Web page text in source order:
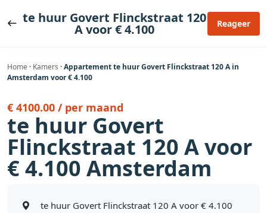
naar te huur Govert Flinckstraat 120
A voor € 4.100 Reageer
Home · Kamers ·Appartement te huur Govert Flinckstraat 120 A in
Amsterdam voor € 4.100
€ 4100.00 / per maand
te huur Govert
Flinckstraat 120 A voor
€ 4.100 Amsterdam
te huur Govert Flinckstraat 120 A voor € 4.100